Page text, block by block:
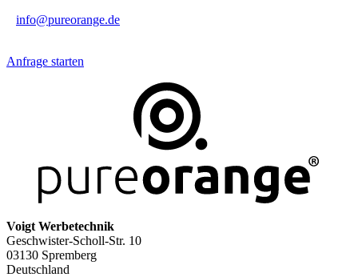
info@pureorange.de
Anfrage starten
Voigt Werbetechnik
Geschwister-Scholl-Str. 10
03130 Spremberg
Deutschland